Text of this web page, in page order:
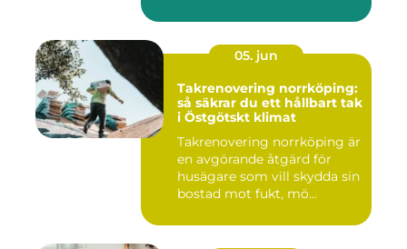
05. jun
Takrenovering norrköping:
så säkrar du ett hållbart tak
i Östgötskt klimat
Takrenovering norrköping är
en avgörande åtgärd för
husägare som vill skydda sin
bostad mot fukt, mö...